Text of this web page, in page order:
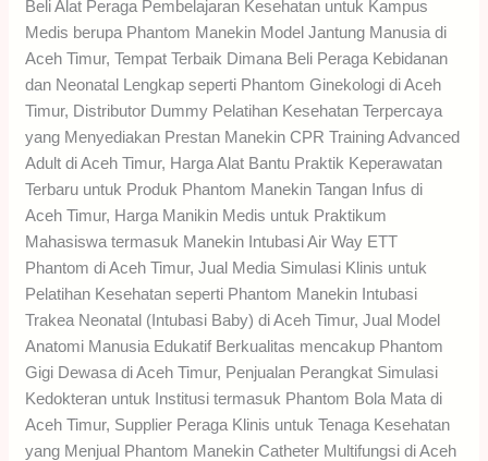
Beli Alat Peraga Pembelajaran Kesehatan untuk Kampus
Medis berupa Phantom Manekin Model Jantung Manusia di
Aceh Timur, Tempat Terbaik Dimana Beli Peraga Kebidanan
dan Neonatal Lengkap seperti Phantom Ginekologi di Aceh
Timur, Distributor Dummy Pelatihan Kesehatan Terpercaya
yang Menyediakan Prestan Manekin CPR Training Advanced
Adult di Aceh Timur, Harga Alat Bantu Praktik Keperawatan
Terbaru untuk Produk Phantom Manekin Tangan Infus di
Aceh Timur, Harga Manikin Medis untuk Praktikum
Mahasiswa termasuk Manekin Intubasi Air Way ETT
Phantom di Aceh Timur, Jual Media Simulasi Klinis untuk
Pelatihan Kesehatan seperti Phantom Manekin Intubasi
Trakea Neonatal (Intubasi Baby) di Aceh Timur, Jual Model
Anatomi Manusia Edukatif Berkualitas mencakup Phantom
Gigi Dewasa di Aceh Timur, Penjualan Perangkat Simulasi
Kedokteran untuk Institusi termasuk Phantom Bola Mata di
Aceh Timur, Supplier Peraga Klinis untuk Tenaga Kesehatan
yang Menjual Phantom Manekin Catheter Multifungsi di Aceh